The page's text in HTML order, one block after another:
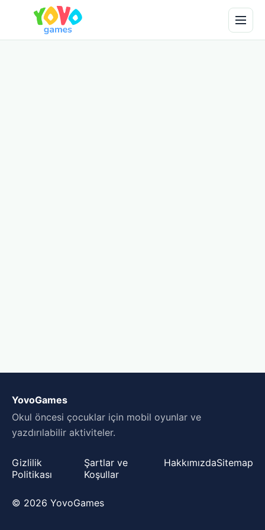
YovoGames
Okul öncesi çocuklar için mobil oyunlar ve
yazdırılabilir aktiviteler.
Gizlilik
Politikası
Şartlar ve
Koşullar
HakkımızdaSitemap
© 2026 YovoGames